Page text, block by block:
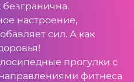
настроение,
сил. А как
прогулки с
фитнеса